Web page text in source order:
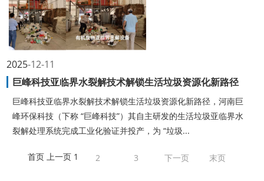
12-11
2025
巨峰科技亚临界水裂解技术解锁生活垃圾资源化新路径
巨峰科技亚临界水裂解技术解锁生活垃圾资源化新路径，河南巨
峰环保科技（下称 “巨峰科技”）其自主研发的生活垃圾亚临界水
裂解处理系统完成工业化验证并投产，为 “垃圾...
首页 上一页 1 2 3 下一页 末页